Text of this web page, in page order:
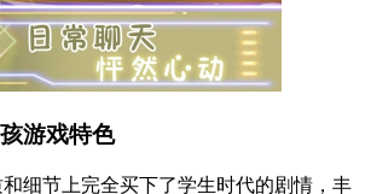
游戏特色
细节上完全买下了学生时代的剧情，丰